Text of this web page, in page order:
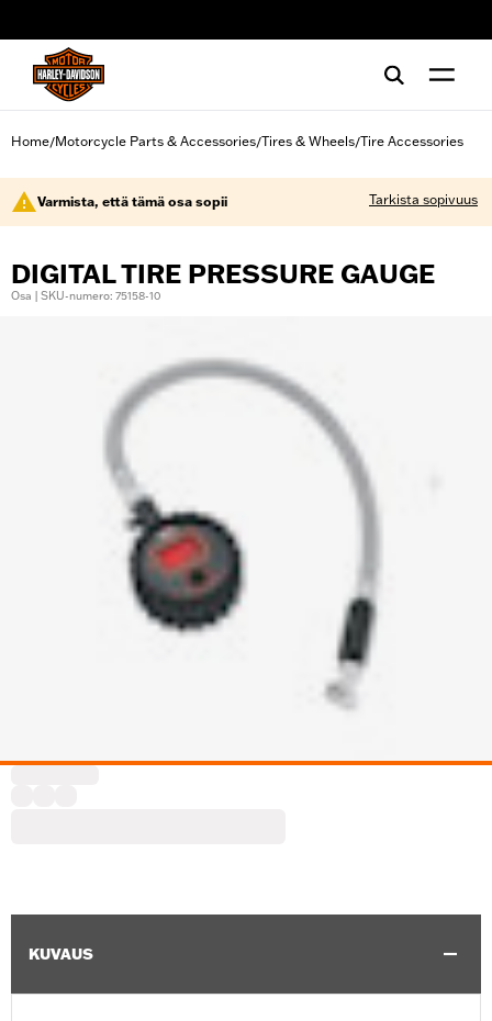
Home/Motorcycle Parts & Accessories/Tires & Wheels/Tire Accessories
Varmista, että tämä osa sopii Tarkista sopivuus
DIGITAL TIRE PRESSURE GAUGE
Osa | SKU-numero: 75158-10
KUVAUS